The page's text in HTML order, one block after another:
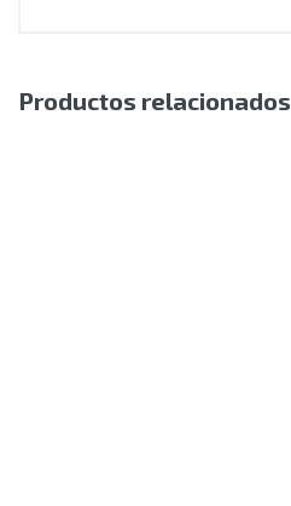
Productos relacionados